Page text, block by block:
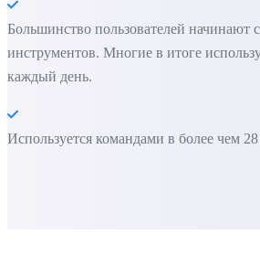
Большинство пользователей начинают
инструментов. Многие в итоге
каждый день.
Используется командами в более чем